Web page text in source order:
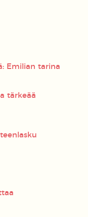
Emilian tarina
tärkeää